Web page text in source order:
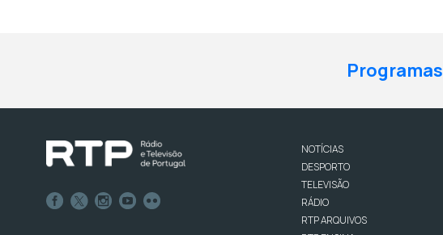
Programas
NOTÍCIAS
DESPORTO
TELEVISÃO
RÁDIO
RTP ARQUIVOS